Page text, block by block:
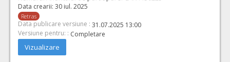
Data crearii: 30 iul. 2025
Retras
Data publicare versiune : 31.07.2025 13:00
Versiune pentru: : Completare
Vizualizare